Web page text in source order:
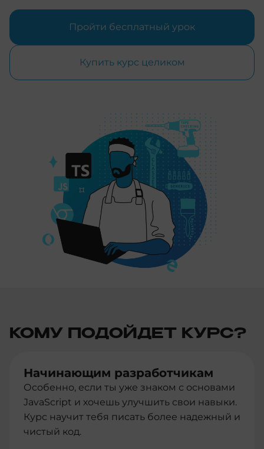
Пройти бесплатный урок
Купить курс целиком
КОМУ ПОДОЙДЕТ КУРС?
Начинающим разработчикам
Особенно, если ты уже знаком с основами
JavaScript и хочешь улучшить свои навыки.
Курс научит тебя писать более надежный и
чистый код.